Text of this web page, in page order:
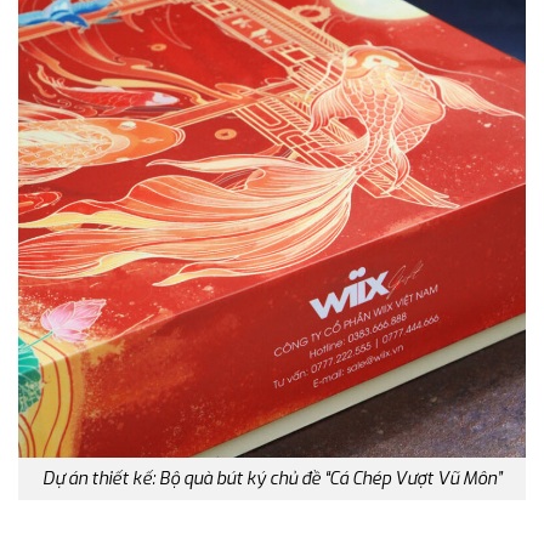
Dự án thiết kế: Bộ quà bút ký chủ đề “Cá Chép Vượt Vũ Môn”